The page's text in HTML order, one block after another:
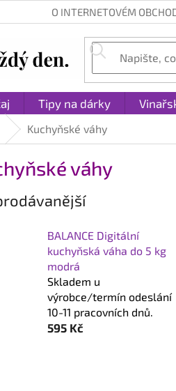
O INTERNETOVÉM
Tipy na dárky
Kuchyňské váhy
váhy
BALANCE Digitální
kuchyňská váha do 5 kg
modrá
Skladem u
výrobce/termín odeslání
10-11 pracovních dnů.
595 Kč